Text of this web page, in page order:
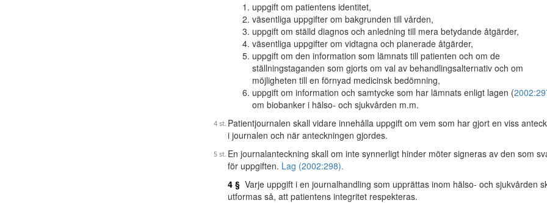
uppgift om patientens identitet,
väsentliga uppgifter om bakgrunden till vården,
uppgift om ställd diagnos och anledning till mera betydande åtgärder,
väsentliga uppgifter om vidtagna och planerade åtgärder,
uppgift om den information som lämnats till patienten och om de
ställningstaganden som gjorts om val av behandlingsalternativ och om
möjligheten till en förnyad medicinsk bedömning,
uppgift om information och samtycke som har lämnats enligt lagen (
om biobanker i hälso- och sjukvården m.m.
Patientjournalen skall vidare innehålla uppgift om vem som har gjort en viss
i journalen och när anteckningen gjordes.
En journalanteckning skall om inte synnerligt hinder möter signeras av den som
för uppgiften. Lag (2002:298).
4 § Varje uppgift i en journalhandling som upprättas inom hälso- och sjukvården
utformas så, att patientens integritet respekteras.